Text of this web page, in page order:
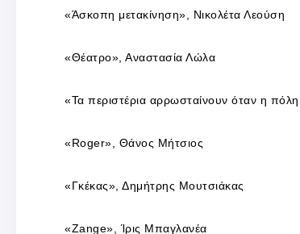
«Άσκοπη μετακίνηση», Νικολέτα Λεούση
«Θέατρο», Αναστασία Λώλα
«Τα περιστέρια αρρωσταίνουν όταν η
«Roger», Θάνος Μήτσιος
«Γκέκας», Δημήτρης Μουτσιάκας
«Zange», Ίρις Μπαγλανέα